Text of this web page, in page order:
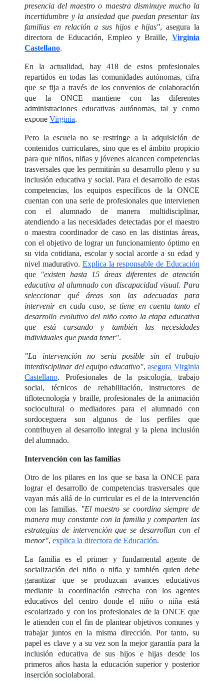
presencia del maestro o maestra disminuye mucho la
incertidumbre y la ansiedad que puedan presentar las
familias en relación a sus hijos e hijas", asegura la
directora de Educación, Empleo y Braille, Virginia
Castellano.
En la actualidad, hay 418 de estos profesionales
repartidos en todas las comunidades autónomas, cifra
que se fija a través de los convenios de colaboración
que la ONCE mantiene con las diferentes
administraciones educativas autónomas, tal y como
exponeVirginia.
Pero la escuela no se restringe a la adquisición de
contenidos curriculares, sino que es el ámbito propicio
para que niños, niñas y jóvenes alcancen competencias
trasversales que les permitirán su desarrollo pleno y su
inclusión educativa y social. Para el desarrollo de estas
competencias, los equipos específicos de la ONCE
cuentan con una serie de profesionales que intervienen
con el alumnado de manera multidisciplinar,
atendiendo a las necesidades detectadas por el maestro
o maestra coordinador de caso en las distintas áreas,
con el objetivo de lograr un funcionamiento óptimo en
su vida cotidiana, escolar y social acorde a su edad y
nivel madurativo. Explica la responsable de Educación
que "existen hasta 15 áreas diferentes de atención
educativa al alumnado con discapacidad visual. Para
seleccionar qué áreas son las adecuadas para
intervenir en cada caso, se tiene en cuenta tanto el
desarrollo evolutivo del niño como la etapa educativa
que está cursando y también las necesidades
individuales que pueda tener".
"La intervención no sería posible sin el trabajo
interdisciplinar del equipo educativo",asegura Virginia
Castellano. Profesionales de la psicología, trabajo
social, técnicos de rehabilitación, instructores de
tiflotecnología y braille, profesionales de la animación
sociocultural o mediadores para el alumnado con
sordoceguera son algunos de los perfiles que
contribuyen al desarrollo integral y la plena inclusión
del alumnado.
Intervención con las familias
Otro de los pilares en los que se basa la ONCE para
lograr el desarrollo de competencias trasversales que
vayan más allá de lo curricular es el de la intervención
con las familias. "El maestro se coordina siempre de
manera muy constante con la familia y comparten las
estrategias de intervención que se desarrollan con el
menor",explica la directora de Educación.
La familia es el primer y fundamental agente de
socialización del niño o niña y también quien debe
garantizar que se produzcan avances educativos
mediante la coordinación estrecha con los agentes
educativos del centro donde el niño o niña está
escolarizado y con los profesionales de la ONCE que
le atienden con el fin de plantear objetivos comunes y
trabajar juntos en la misma dirección. Por tanto, su
papel es clave y a su vez son la mejor garantía para la
inclusión educativa de sus hijos e hijas desde los
primeros años hasta la educación superior y posterior
inserción sociolaboral.